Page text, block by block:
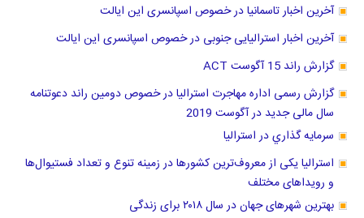
آخرین اخبار تاسمانیا در خصوص اسپانسری این ایالت
آخرین اخبار استرالیایی جنوبی در خصوص اسپانسری این ایالت
گزارش راند 15 آگوست ACT
گزارش رسمی اداره مهاجرت استرالیا در خصوص دومین راند دعوتنامه
سال مالی جدید در آگوست 2019
سرمايه گذاري در استراليا
استرالیا یکی از معروف‌ترین کشورها در زمینه تنوع و تعداد فستیوال‌ها
و رویداهای مختلف
بهترین شهرهای جهان در سال ۲۰۱۸ برای زندگی